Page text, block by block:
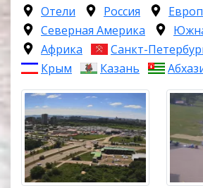
Отели Россия
Северная Америка
Африка
Санкт-
Крым
Казань